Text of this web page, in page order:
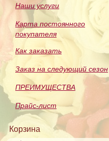
Наши услуги
Карта постоянного
покупателя
Как заказать
Заказ на следующий сезон
ПРЕИМУЩЕСТВА
Прайс-лист
Корзина